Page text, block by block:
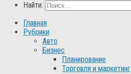
Найти:
Главная
Рубрики
Авто
Бизнес
Планирование
Торговля и маркетинг